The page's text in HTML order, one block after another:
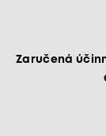
Zaručená